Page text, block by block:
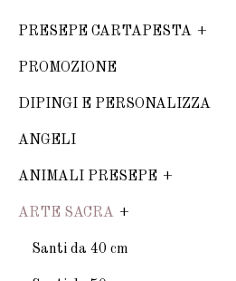
PRESEPE CARTAPESTA
PROMOZIONE
DIPINGI E PERSONALIZZA
ANGELI
ANIMALI PRESEPE
ARTE SACRA
Santi da 40 cm